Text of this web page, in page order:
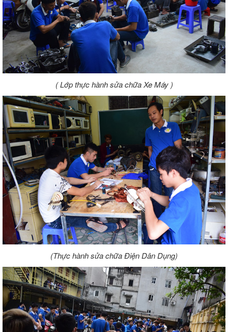
( Lớp thực hành sửa chữa Xe Máy )
(Thực hành sửa chữa Điện Dân Dụng)